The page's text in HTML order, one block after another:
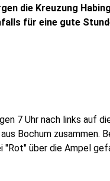
die Kreuzung
für eine gute
7 Uhr nach links auf
Bochum zusammen.
über die Ampel